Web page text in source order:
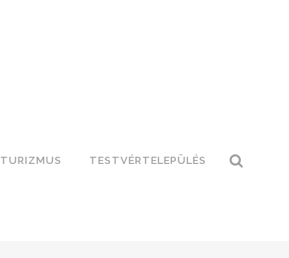
TURIZMUS TESTVÉRTELEPÜLÉS